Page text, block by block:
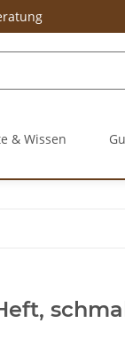
& Wissen